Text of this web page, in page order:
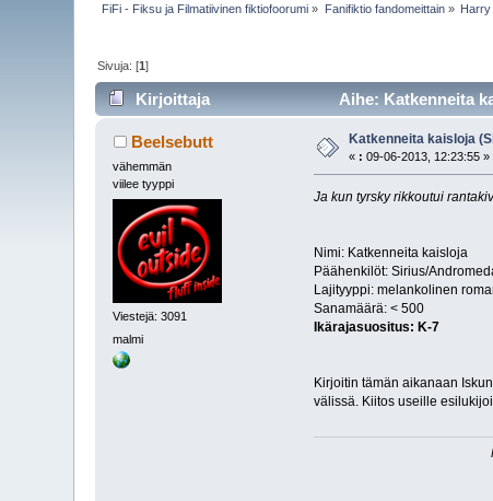
FiFi - Fiksu ja Filmatiivinen fiktiofoorumi » Fanifiktio fandomeittain» Harry
Sivuja: [1]
Kirjoittaja Aihe: Katkenneita
Beelsebutt
vähemmän
viilee tyyppi
Viestejä: 3091
malmi
Katkenneita kaisloja
« : 09-06-2013, 12:23:55 »
Ja kun tyrsky rikkoutui
Nimi: Katkenneita kaisloja
Päähenkilöt: Sirius/
Lajityyppi: melankolinen
Sanamäärä: < 500
Ikärajasuositus: K-7
Kirjoitin tämän aikanaan
välissä. Kiitos useille